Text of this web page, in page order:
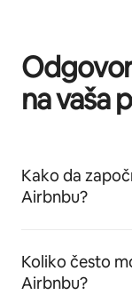
na vaša
Kako da
Airbnbu?
Koliko često
Airbnbu?